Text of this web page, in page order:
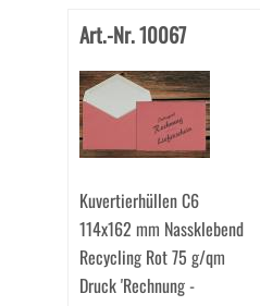
Art.-Nr. 10067
Kuvertierhüllen C6
114x162 mm Nassklebend
Recycling Rot 75 g/qm
Druck 'Rechnung -